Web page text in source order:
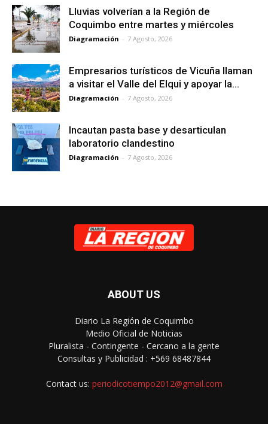
Lluvias volverían a la Región de
Coquimbo entre martes y miércoles
Diagramación - 7 Agosto, 2026
Empresarios turísticos de Vicuña llaman
a visitar el Valle del Elqui y apoyar la...
Diagramación - 7 Agosto, 2026
Incautan pasta base y desarticulan
laboratorio clandestino
Diagramación - 7 Agosto, 2026
ABOUT US
Diario La Región de Coquimbo
Medio Oficial de Noticias
Pluralista - Contingente - Cercano a la gente
Consultas y Publicidad : +569 68487844
Contact us: periodicotiempo2012@gmail.com